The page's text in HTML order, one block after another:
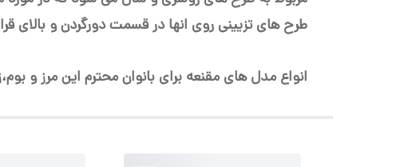
طرح های تزیینی روی انها در قسمت دورگردن و بالای
انواع مدل های مقنعه برای بانوان محترم این مرز و